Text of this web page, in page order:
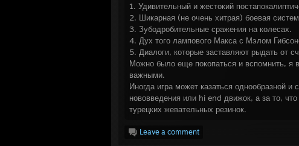
1. Удивительный и жестокий
2. Шикарная (не очень хитрая) боевая
3. Зубодробительные сражения на колесах.
4. Дух того лампового Макса с Мэлом
5. Диалоги, которые заставляют рыдать от
Можно было еще покопаться и вспомнить, я
важными.
Иногда игра может казаться однообразной
нововведения или hi end движок, а за то,
турецких жевательных резинок.
Leave a comment